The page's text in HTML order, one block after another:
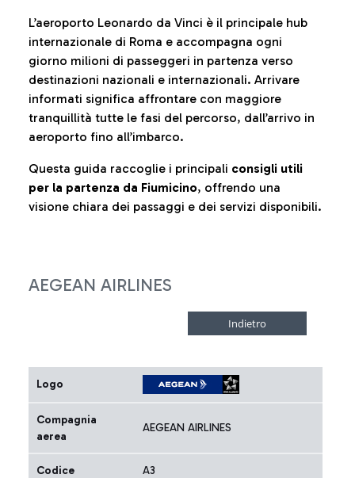
L’aeroporto Leonardo da Vinci è il principale hub
internazionale di Roma e accompagna ogni
giorno milioni di passeggeri in partenza verso
destinazioni nazionali e internazionali. Arrivare
informati significa affrontare con maggiore
tranquillità tutte le fasi del percorso, dall’arrivo in
aeroporto fino all’imbarco.
Questa guida raccoglie i principali consigli utili
per la partenza da Fiumicino, offrendo una
visione chiara dei passaggi e dei servizi disponibili.
AEGEAN AIRLINES
Logo
Compagnia
aerea
AEGEAN AIRLINES
Codice A3